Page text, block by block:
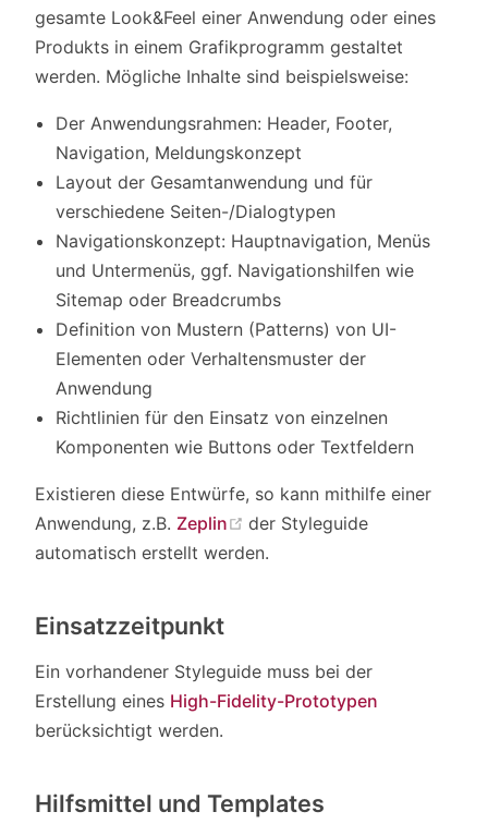
gesamte Look&Feel einer Anwendung oder eines
Produkts in einem Grafikprogramm gestaltet
werden. Mögliche Inhalte sind beispielsweise:
Der Anwendungsrahmen: Header, Footer,
Navigation, Meldungskonzept
Layout der Gesamtanwendung und für
verschiedene Seiten-/Dialogtypen
Navigationskonzept: Hauptnavigation, Menüs
und Untermenüs, ggf. Navigationshilfen wie
Sitemap oder Breadcrumbs
Definition von Mustern (Patterns) von UI-
Elementen oder Verhaltensmuster der
Anwendung
Richtlinien für den Einsatz von einzelnen
Komponenten wie Buttons oder Textfeldern
Existieren diese Entwürfe, so kann mithilfe einer
Anwendung, z.B. Zeplin (opens new window)
der Styleguide
automatisch erstellt werden.
Einsatzzeitpunkt
Ein vorhandener Styleguide muss bei der
Erstellung eines High-Fidelity-Prototypen
berücksichtigt werden.
Hilfsmittel und Templates